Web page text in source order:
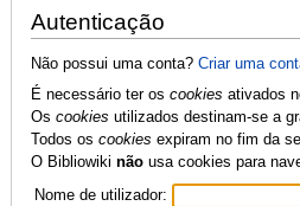
Autenticação
Não possui uma conta? Criar uma
É necessário ter os cookies ativados
Os cookies utilizados destinam-se a
Todos os cookies expiram no fim da
O Bibliowiki nãousa cookies para
Nome de utilizador: